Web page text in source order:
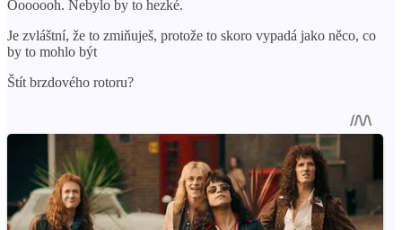
Ooooooh. Nebylo by to hezké.
Je zvláštní, že to zmiňuješ, protože to skoro vypadá jako něco, co
by to mohlo být
Štít brzdového rotoru?